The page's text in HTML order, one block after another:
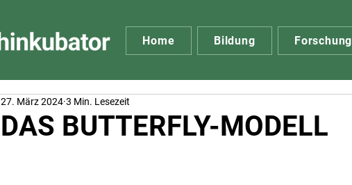
Home Bildung Forschung
DAS BUTTERFLY-MODELL
27. März 2024 3 Min. Lesezeit